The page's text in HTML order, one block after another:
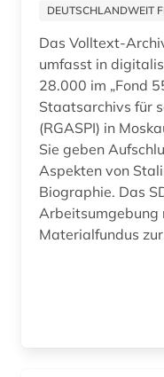
blekinge (2)
blexen (1)
blog (3)
bohuslän (1)
DEUTSCHLANDWEIT
Das Volltext-
umfasst in
28.000 im „Fond
Staatsarchivs für
(RGASPI) in
Sie geben
Aspekten von
Biographie. Das SDA bietet auch eine
Arbeitsumgebung
Materialfundus